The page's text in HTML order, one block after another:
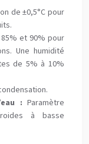
de ±0,5°C pour
et 90% pour
Une humidité
de 5% à 10%
: Paramètre
à basse